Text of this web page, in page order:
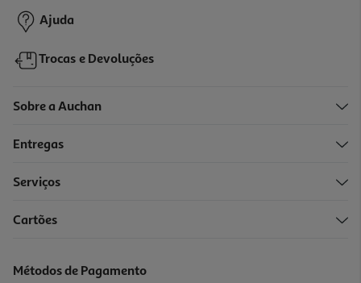
Ajuda
Trocas e Devoluções
Sobre a Auchan
Entregas
Serviços
Cartões
Métodos de Pagamento